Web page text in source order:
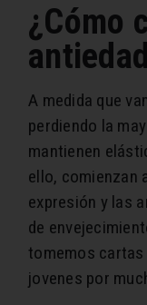
¿Cómo
A medida que
perdiendo la
mantienen
ello, comienzan
expresión y las
de
tomemos cartas
jovenes por